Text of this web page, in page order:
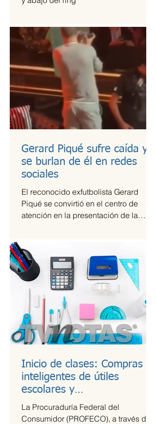
Gerard Piqué sufre caída y
se burlan de él en redes
sociales
El reconocido exfutbolista Gerard
Piqué se convirtió en el centro de
atención en la presentación de la
Inicio de clases: Compras
inteligentes de útiles
escolares y
recomendaciones para la
lonchera
La Procuraduría Federal del
Consumidor (PROFECO), a través de